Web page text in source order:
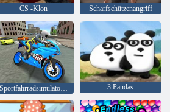
CS -Klon Scharfschützenangriff
Sportfahrradsimulator Drift 3d 3 Pandas